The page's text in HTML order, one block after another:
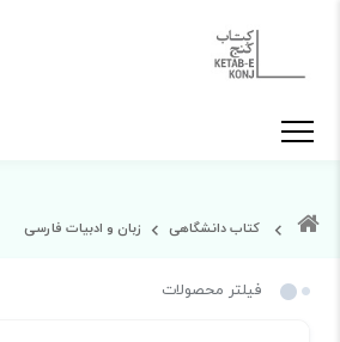
کتاب دانشگاهی زبان و ادبیات فارسی
فیلتر محصولات